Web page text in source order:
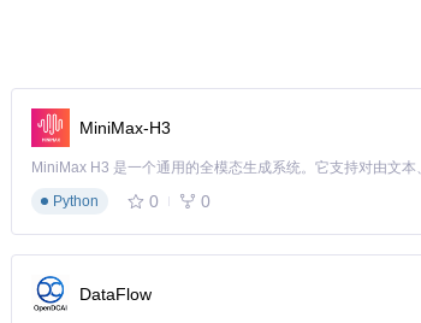
发者高效管理MCP服务器资源，提升开发效率
MiniMax-H3
Python
0 0
DataFlow